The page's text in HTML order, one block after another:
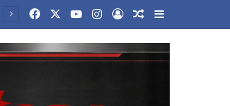
FacebookYouTubeInstagram
Log InRandom Article
Sidebar